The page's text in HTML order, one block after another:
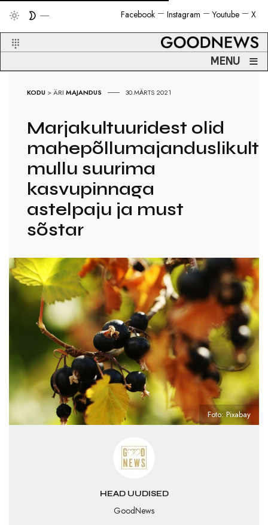
X
Youtube
Instagram
Facebook
MENU ≡
KODU >ÄRI MAJANDUS 30.MÄRTS 2021
Marjakultuuridest olid
mahepõllumajanduslikult
mullu suurima
kasvupinnaga
astelpaju ja must
sõstar
HEAD UUDISED
GoodNews
Foto: Pixabay